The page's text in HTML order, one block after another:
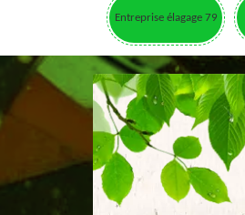
Entreprise élagage 79